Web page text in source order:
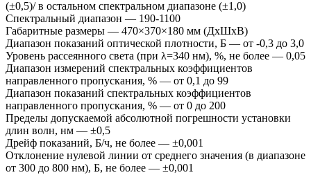
(±0,5)/ в остальном спектральном диапазоне (±1,0)
Спектральный диапазон — 190-1100
Габаритные размеры — 470×370×180 мм (ДxШxВ)
Диапазон показаний оптической плотности, Б — от -0,3 до 3,0
Уровень рассеянного света (при λ=340 нм), %, не более — 0,05
Диапазон измерений спектральных коэффициентов
направленного пропускания, % — от 0,1 до 99
Диапазон показаний спектральных коэффициентов
направленного пропускания, % — от 0 до 200
Пределы допускаемой абсолютной погрешности установки
длин волн, нм — ±0,5
Дрейф показаний, Б/ч, не более — ±0,001
Отклонение нулевой линии от среднего значения (в диапазоне
от 300 до 800 нм), Б, не более — ±0,001